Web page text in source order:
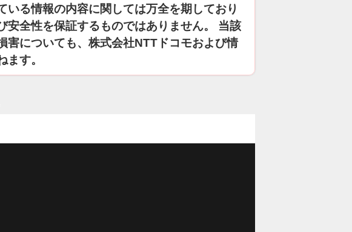
いる情報の内容に関しては万全を期しており
安全性を保証するものではありません。 当該
害についても、株式会社NTTドコモおよび情
す。